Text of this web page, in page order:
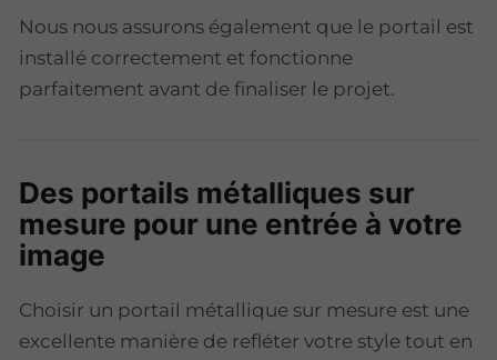
Nous nous assurons également que le portail est
installé correctement et fonctionne
parfaitement avant de finaliser le projet.
Des portails métalliques sur
mesure pour une entrée à votre
image
Choisir un portail métallique sur mesure est une
excellente manière de refléter votre style tout en